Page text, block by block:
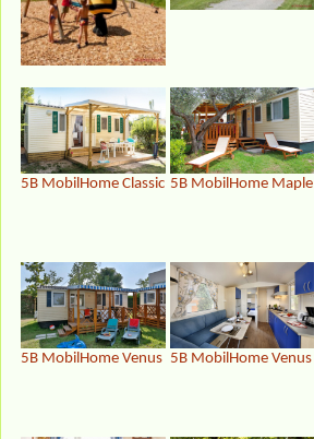
5B MobilHome Classic 5B MobilHome Maple
5B MobilHome Venus 5B MobilHome Venus